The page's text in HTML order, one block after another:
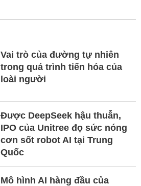
Vai trò của đường tự nhiên
trong quá trình tiến hóa của
loài người
Được DeepSeek hậu thuẫn,
IPO của Unitree đọ sức nóng
cơn sốt robot AI tại Trung
Quốc
Mô hình AI hàng đầu của